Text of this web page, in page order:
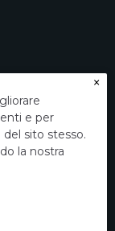
Viale Casiraghi,
p.iva:
×
e per
del sito stesso.
la nostra